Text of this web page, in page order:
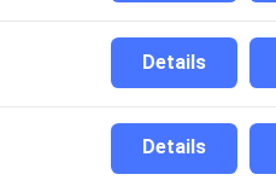
Details
Details